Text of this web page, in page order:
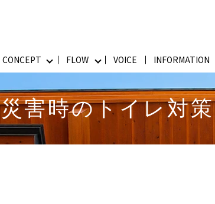
CONCEPT FLOW VOICE INFORMATION
災害時のトイレ対策